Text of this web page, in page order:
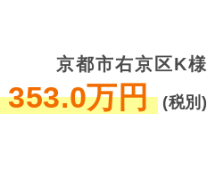
京都市右京区K様
353.0万円 (税別)